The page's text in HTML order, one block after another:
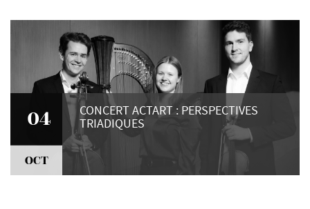
04
OCT
CONCERT ACTART : PERSPECTIVES
TRIADIQUES